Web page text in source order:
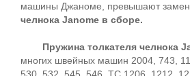
машины Джаноме, превышают
челнока Janome в сборе.
Пружина толкателя челнока
многих швейных машин 2004, 743,